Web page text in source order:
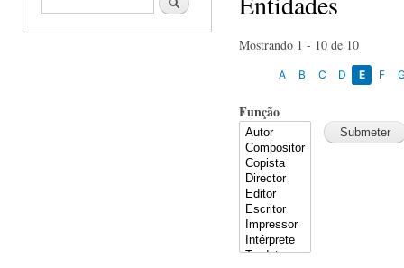
Mostrando 1 - 10 de 10
A B C D E F
Função